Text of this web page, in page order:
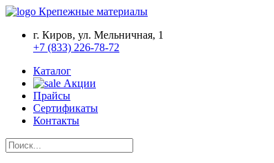
Крепежные материалы
г. Киров, ул. Мельничная, 1
+7 (833) 226-78-72
Каталог
Акции
Прайсы
Сертификаты
Контакты